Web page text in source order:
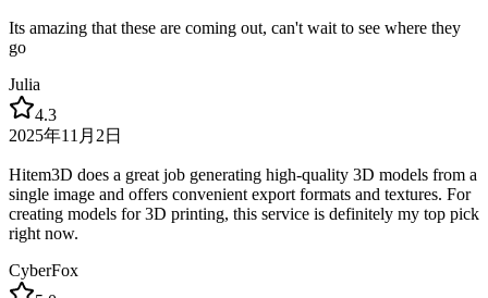
Its amazing that these are coming out, can't wait to see where they
go
Julia
4.3
2025年11月2日
Hitem3D does a great job generating high-quality 3D models from a
single image and offers convenient export formats and textures. For
creating models for 3D printing, this service is definitely my top pick
right now.
CyberFox